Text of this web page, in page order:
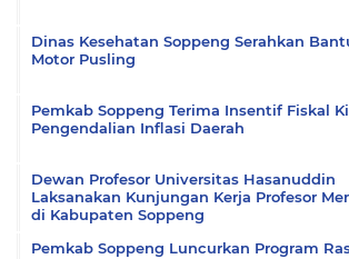
Dinas Kesehatan Soppeng Serahkan
Motor Pusling
Pemkab Soppeng Terima Insentif Fiskal
Pengendalian Inflasi Daerah
Dewan Profesor Universitas Hasanuddin
Laksanakan Kunjungan Kerja Profesor
di Kabupaten Soppeng
Pemkab Soppeng Luncurkan Program